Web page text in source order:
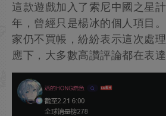
這款遊戲加入了索尼中國之星
年，曾經只是楊冰的個人項目
家仍不買帳，紛紛表示這次處
應下，大多數高讚評論都在表達